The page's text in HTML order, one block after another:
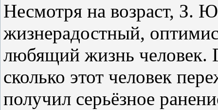
Несмотря на возраст, З.
жизнерадостный,
любящий жизнь человек.
сколько этот человек
получил серьёзное